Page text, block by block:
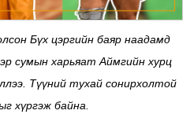
Бүх цэргийн баяр наадамд
сумын харьяат Аймгийн хурц
Түүний тухай сонирхолтой
хүргэж байна.